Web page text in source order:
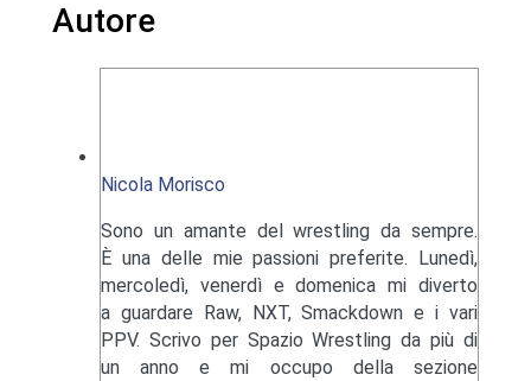
Autore
Nicola Morisco
Sono un amante del wrestling da sempre.
È una delle mie passioni preferite. Lunedì,
mercoledì, venerdì e domenica mi diverto
a guardare Raw, NXT, Smackdown e i vari
PPV. Scrivo per Spazio Wrestling da più di
un anno e mi occupo della sezione